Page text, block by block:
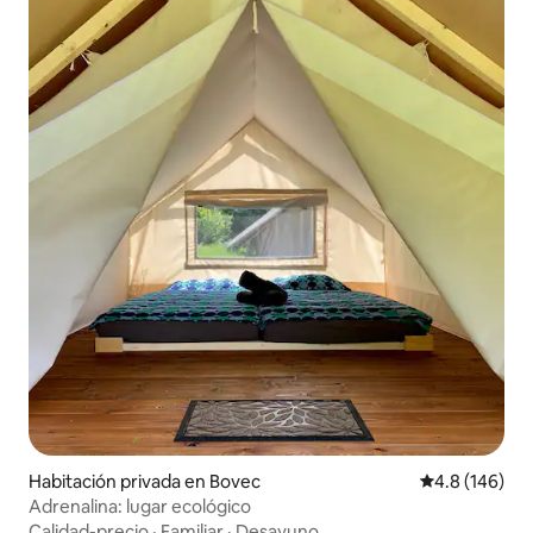
Habitación privada en Bovec Calificación
4.8 (146)
Adrenalina: lugar ecológico